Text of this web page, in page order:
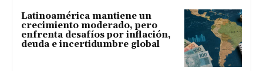
Latinoamérica mantiene un
crecimiento moderado, pero
enfrenta desafíos por inflación,
deuda e incertidumbre global